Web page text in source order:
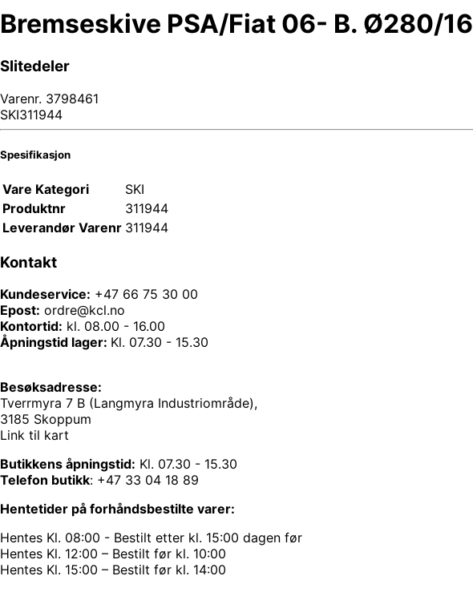
Bremseskive PSA/Fiat 06- B. Ø280/16
Slitedeler
Varenr. 3798461
SKI311944
Spesifikasjon
Vare Kategori
SKI
Produktnr
311944
Leverandør Varenr 311944
Kontakt
Kundeservice: +47 66 75 30 00
Epost: ordre@kcl.no
Kontortid: kl. 08.00 - 16.00
Åpningstid lager: Kl. 07.30 - 15.30
Besøksadresse:
Tverrmyra 7 B (Langmyra Industriområde),
3185 Skoppum
Link til kart
Butikkens åpningstid: Kl. 07.30 - 15.30
Telefon butikk: +47 33 04 18 89
Hentetider på forhåndsbestilte varer:
Hentes Kl. 08:00 - Bestilt etter kl. 15:00 dagen før
Hentes Kl. 12:00 – Bestilt før kl. 10:00
Hentes Kl. 15:00 – Bestilt før kl. 14:00